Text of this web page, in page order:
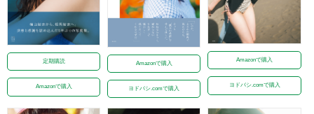
定期購読
Amazonで購入
Amazonで購入
ヨドバシ.comで購入
Amazonで購入
ヨドバシ.comで購入